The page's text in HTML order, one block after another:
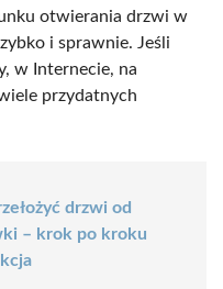
otwierania drzwi w
i sprawnie. Jeśli
w Internecie, na
przydatnych
drzwi od
– krok po kroku